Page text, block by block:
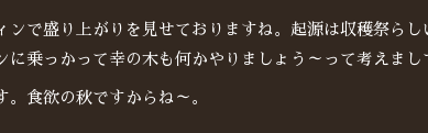
ンで盛り上がりを見せておりますね。起源は収穫祭ら
に乗っかって幸の木も何かやりましょう～って考えまし
。食欲の秋ですからね～。